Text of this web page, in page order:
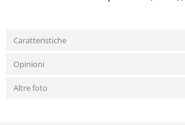
Caratteristiche
Opinioni
Altre foto